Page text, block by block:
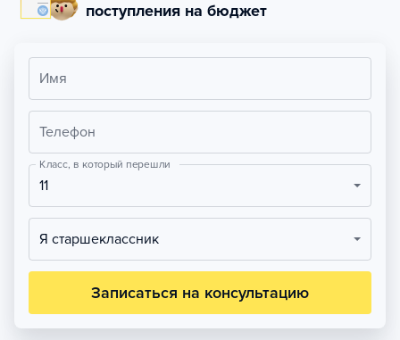
поступления на бюджет
Имя
Телефон
Класс, в который перешли
11
Я старшеклассник
Записаться на консультацию